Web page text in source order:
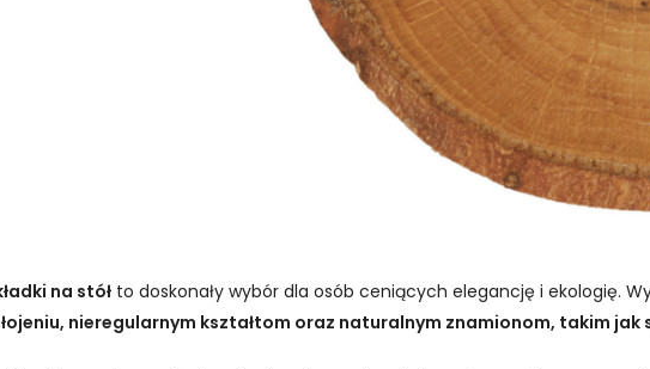
na stół to doskonały wybór dla osób ceniących elegancję i ekologię.
nieregularnym kształtom oraz naturalnym znamionom, takim jak